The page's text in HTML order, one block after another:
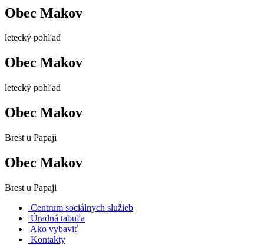
Obec Makov
letecký pohľad
Obec Makov
letecký pohľad
Obec Makov
Brest u Papaji
Obec Makov
Brest u Papaji
Centrum sociálnych služieb
Úradná tabuľa
Ako vybaviť
Kontakty